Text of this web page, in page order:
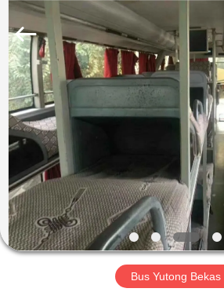
RUMAH
PRODUK
TENTANG
KAMI
TUR
COOPER
CO.,
LTD..
Rights
Reserved.
Bus Yutong Bekas